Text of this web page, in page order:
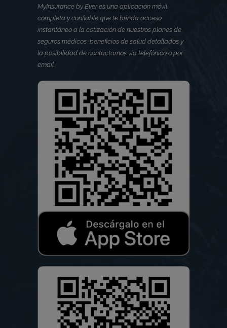
MyInsurance by Ever es una aplicación móvil
completa y confiable que te brinda acceso
instantáneo a la cotización de nuestros planes de
seguros médicos, beneficios de salud detallados y
la posibilidad de contactarnos vía telefónico o por
email.